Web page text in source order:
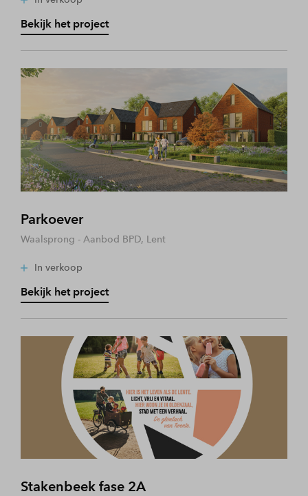
Bekijk het project
Parkoever
Waalsprong - Aanbod BPD, Lent
In verkoop
Bekijk het project
Stakenbeek fase 2A